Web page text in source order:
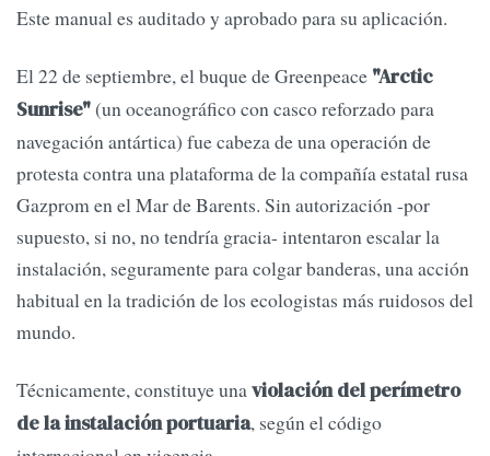
Este manual es auditado y aprobado para su aplicación.
El 22 de septiembre, el buque de Greenpeace "Arctic
Sunrise"(un oceanográfico con casco reforzado para
navegación antártica) fue cabeza de una operación de
protesta contra una plataforma de la compañía estatal rusa
Gazprom en el Mar de Barents. Sin autorización -por
supuesto, si no, no tendría gracia- intentaron escalar la
instalación, seguramente para colgar banderas, una acción
habitual en la tradición de los ecologistas más ruidosos del
mundo.
Técnicamente, constituye unaviolación del perímetro
de la instalación portuaria, según el código